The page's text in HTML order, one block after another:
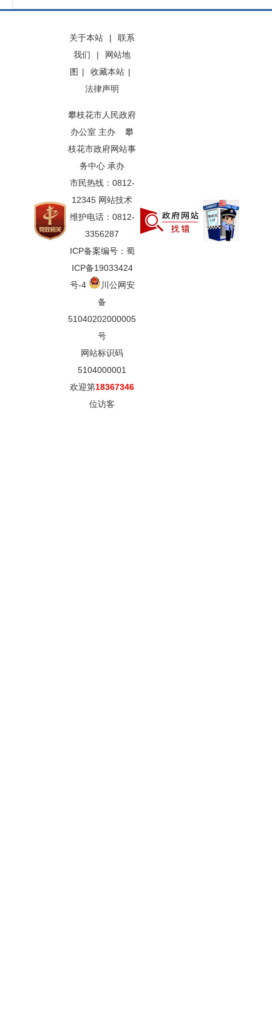
关于本站 |
联系
我们
|
网站地
图 | 收藏本站 |
法律声明
攀枝花市人民政府
办公室 主办 攀
枝花市政府网站事
务中心 承办
市民热线：0812-
12345 网站技术
维护电话：0812-
3356287
ICP备案编号：蜀
ICP备19033424
号-4
川公网安
备
51040202000005
号
网站标识码
5104000001
欢迎第18367346
位访客